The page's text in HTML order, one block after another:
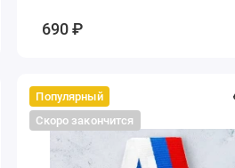
690 ₽
Популярный
Скоро закончится